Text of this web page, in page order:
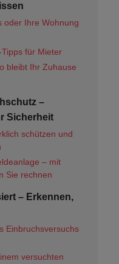
oder Ihre Wohnung
für Mieter
bleibt Ihr Zuhause
–
Sicherheit
schützen und
– mit
Sie rechnen
– Erkennen,
Einbruchsversuchs
versuchten